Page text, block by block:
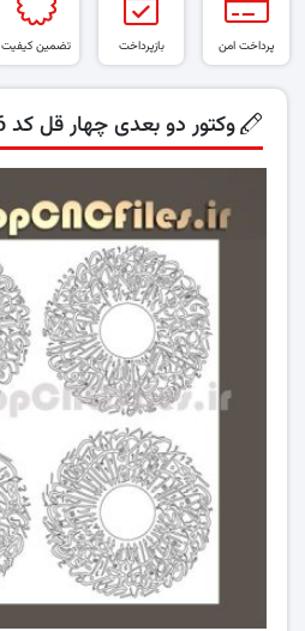
پرداخت امن بازپرداخت تضمین کیفیت
وکتور دو بعدی چهار قل کد 06